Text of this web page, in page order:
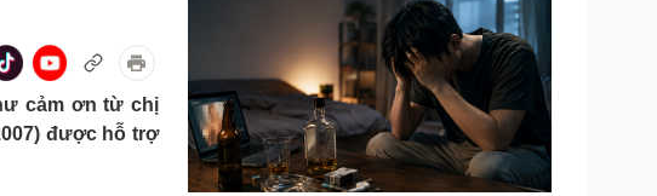
Doanh nghiệp
Thông tin doanh nghiệp
Doanh nghiệp 24h
Doanh nhân
Vì cộng đồng
Công nghệ
Sành điệu
Tin Công nghệ
Trải nghiệm
Chuyển đổi số
cảm ơn từ chị
được hỗ trợ